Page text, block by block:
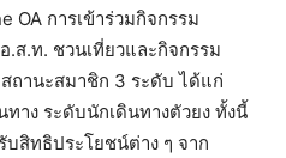
OA การเข้าร่วมกิจกรรม
.ส.ท. ชวนเที่ยวและกิจกรรม
ถานะสมาชิก 3 ระดับ ได้แก่
าง ระดับนักเดินทางตัวยง ทั้งนี้
สิทธิประโยชน์ต่าง ๆ จาก